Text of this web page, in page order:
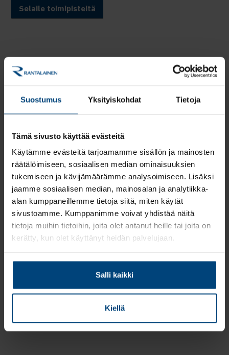
Suostumus Yksityiskohdat Tietoja
Tämä sivusto käyttää evästeitä
Käytämme evästeitä tarjoamamme sisällön ja mainosten
räätälöimiseen, sosiaalisen median ominaisuuksien
tukemiseen ja kävijämäärämme analysoimiseen. Lisäksi
jaamme sosiaalisen median, mainosalan ja analytiikka-
alan kumppaneillemme tietoja siitä, miten käytät
sivustoamme. Kumppanimme voivat yhdistää näitä
tietoja muihin tietoihin, joita olet antanut heille tai joita on
kerätty, kun olet käyttänyt heidän palvelujaan.
Salli kaikki
Kiellä
Selaile toimipisteitä
Johto ja hallinto
Tutustu Rantalaisen johtoon ja hallinnon yhteyshenkilöihin.